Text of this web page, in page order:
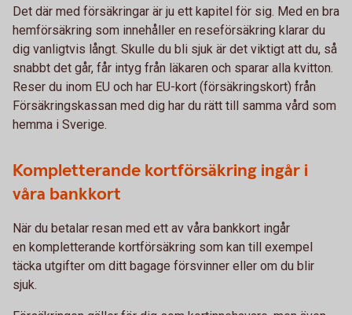
Det där med försäkringar är ju ett kapitel för sig. Med en bra
hemförsäkring som innehåller en reseförsäkring klarar du
dig vanligtvis långt. Skulle du bli sjuk är det viktigt att du, så
snabbt det går, får intyg från läkaren och sparar alla kvitton.
Reser du inom EU och har EU-kort (försäkringskort) från
Försäkringskassan med dig har du rätt till samma vård som
hemma i Sverige.
Kompletterande kortförsäkring ingår i
våra bankkort
När du betalar resan med ett av våra bankkort ingår
en kompletterande kortförsäkring som kan till exempel
täcka utgifter om ditt bagage försvinner eller om du blir
sjuk.